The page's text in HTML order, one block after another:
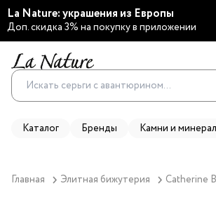
La Nature: украшения из Европы
Доп. скидка 3% на покупку в приложении
Каталог Бренды Камни и
Главная Элитная бижутерия Catherine